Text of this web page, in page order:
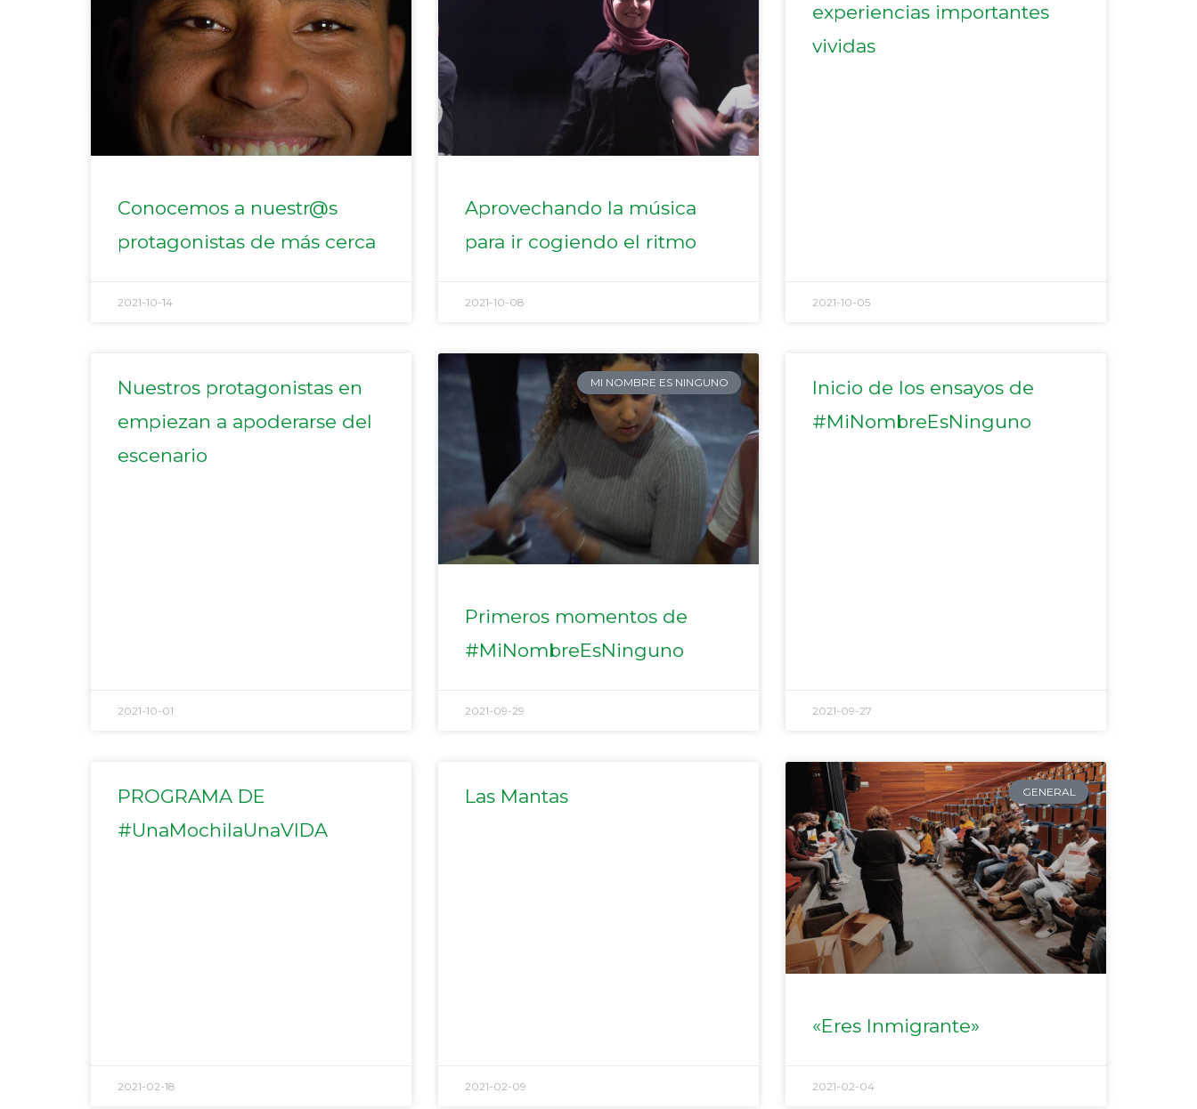
Conocemos a nuestr@s
protagonistas de más cerca
2021-10-14
Aprovechando la música
para ir cogiendo el ritmo
2021-10-08
experiencias importantes
vividas
2021-10-05
Nuestros protagonistas en
empiezan a apoderarse del
escenario
2021-10-01
MI NOMBRE ES NINGUNO
Primeros momentos de
#MiNombreEsNinguno
2021-09-29
Inicio de los ensayos de
#MiNombreEsNinguno
2021-09-27
PROGRAMA DE
#UnaMochilaUnaVIDA
2021-02-18
Las Mantas
2021-02-09
GENERAL
«Eres Inmigrante»
2021-02-04